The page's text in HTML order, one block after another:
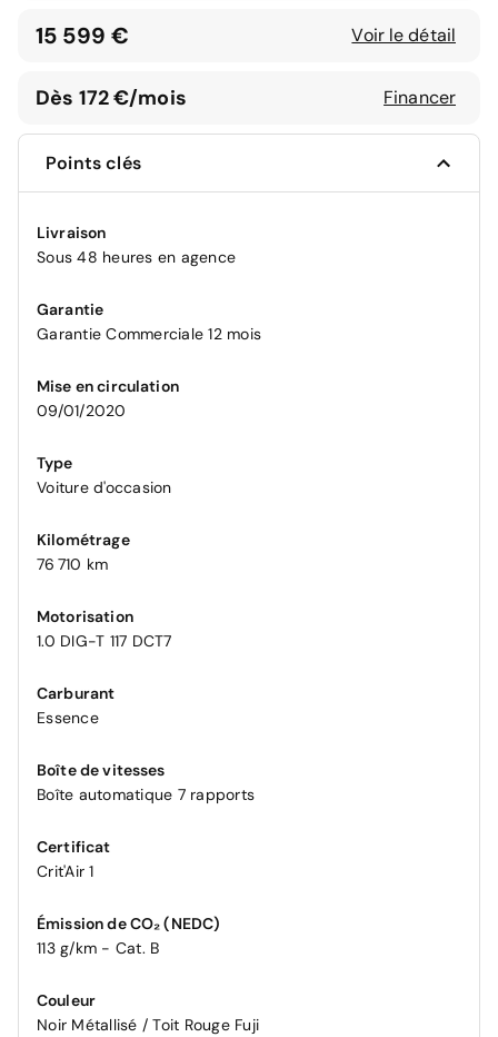
15 599 € Voir le détail
Dès 172 €/mois Financer
Points clés
Livraison
Sous 48 heures en agence
Garantie
Garantie Commerciale 12 mois
Mise en circulation
09/01/2020
Type
Voiture d'occasion
Kilométrage
76 710 km
Motorisation
1.0 DIG-T 117 DCT7
Carburant
Essence
Boîte de vitesses
Boîte automatique 7 rapports
Certificat
Crit'Air 1
Émission de CO₂ (NEDC)
113 g/km - Cat. B
Couleur
Noir Métallisé / Toit Rouge Fuji